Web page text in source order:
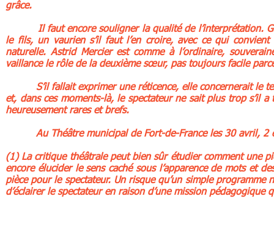
grâce.
Il faut encore souligner la qualité de l’interprétation.
le fils, un vaurien s’il faut l’en croire, avec ce qui
naturelle. Astrid Mercier est comme à l’ordinaire,
vaillance le rôle de la deuxième sœur, pas toujours facile
S’il fallait exprimer une réticence, elle concernerait le
et, dans ces moments-là, le spectateur ne sait plus trop s’il
heureusement rares et brefs.
Au Théâtre municipal de Fort-de-France les 30 avril, 2
(1) La critique théâtrale peut bien sûr étudier comment une
encore élucider le sens caché sous l’apparence de mots et
pièce pour le spectateur. Un risque qu’un simple
d’éclairer le spectateur en raison d’une mission pédagogique